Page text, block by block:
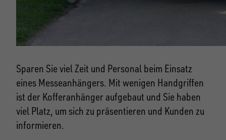
Sparen Sie viel Zeit und Personal beim Einsatz
eines Messeanhängers. Mit wenigen Handgriffen
ist der Kofferanhänger aufgebaut und Sie haben
viel Platz, um sich zu präsentieren und Kunden zu
informieren.